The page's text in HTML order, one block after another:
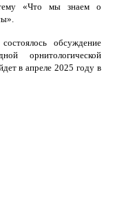
«Что мы знаем о
обсуждение
орнитологической
в апреле 2025 году в